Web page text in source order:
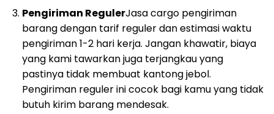
Pengiriman RegulerJasa cargo pengiriman
barang dengan tarif reguler dan estimasi waktu
pengiriman 1-2 hari kerja. Jangan khawatir, biaya
yang kami tawarkan juga terjangkau yang
pastinya tidak membuat kantong jebol.
Pengiriman reguler ini cocok bagi kamu yang tidak
butuh kirim barang mendesak.